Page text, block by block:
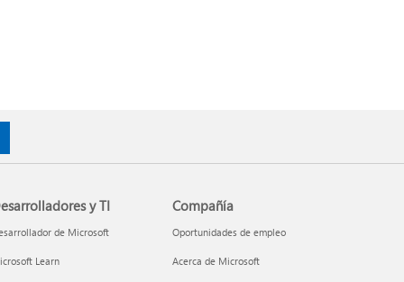
y TI
de Microsoft
Learn
Compañía
Oportunidades de empleo
Acerca de Microsoft